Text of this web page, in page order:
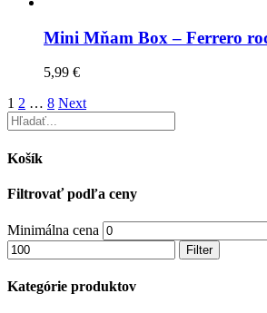
Mini Mňam Box – Ferrero
5,99 €
1 2 … 8 Next
Košík
Filtrovať podľa ceny
Minimálna cena
Filter
Kategórie produktov